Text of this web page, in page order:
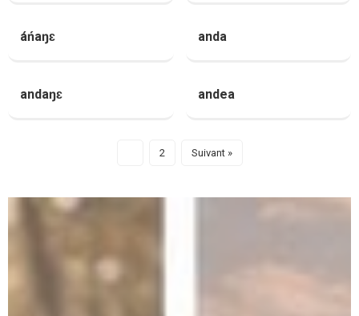
áńaŋɛ anda
andaŋɛ andea
2 Suivant »